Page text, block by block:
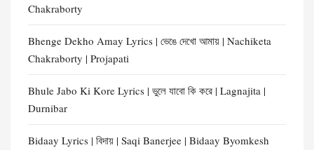
Chakraborty
Bhenge Dekho Amay Lyrics | ভেঙে দেখো আমায় | Nachiketa
Chakraborty | Projapati
Bhule Jabo Ki Kore Lyrics | ভুলে যাবো কি করে | Lagnajita |
Durnibar
Bidaay Lyrics | বিদায় | Saqi Banerjee | Bidaay Byomkesh